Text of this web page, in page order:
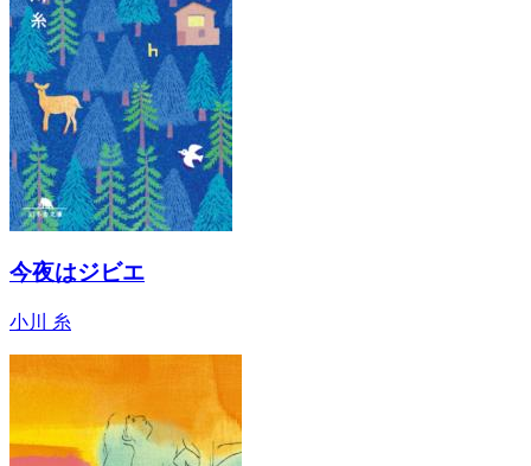
今夜はジビエ
小川 糸